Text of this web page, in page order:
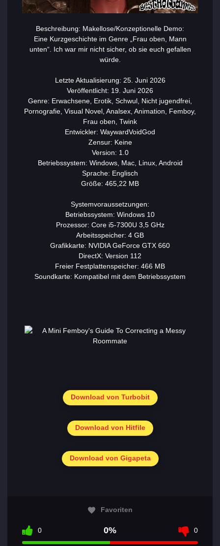
Beschreibung: Makellose/Konzeptionelle Demo:
Eine Kurzgeschichte im Genre „Frau oben, Mann
unten“. Ich war mir nicht sicher, ob sie euch gefallen
würde.
Letzte Aktualisierung: 25. Juni 2026
Veröffentlicht: 19. Juni 2026
Genre: Erwachsene, Erotik, Schwul, Nicht jugendfrei,
Pornografie, Visual Novel, Analsex, Animation, Femboy,
Frau oben, Twink
Entwickler: WaywardVoidGod
Zensur: Keine
Version: 1.0
Betriebssystem: Windows, Mac, Linux, Android
Sprache: Englisch
Größe: 465,22 MB
Systemvoraussetzungen:
Betriebssystem: Windows 10
Prozessor: Core i5-7300U 3,5 GHz
Arbeitsspeicher: 4 GB
Grafikkarte: NVIDIA GeForce GTX 660
DirectX: Version 112
Freier Festplattenspeicher: 466 MB
Soundkarte: Kompatibel mit dem Betriebssystem
Download von Turbobit
Download von Hitfile
Download von Gigapeta
Favoriten
0 0% 0